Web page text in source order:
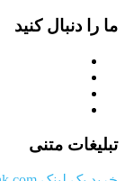
ما را دنبال کنید
تبلیغات متنی